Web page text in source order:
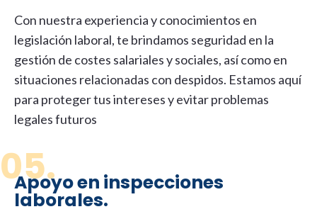
Con nuestra experiencia y conocimientos en
legislación laboral, te brindamos seguridad en la
gestión de costes salariales y sociales, así como en
situaciones relacionadas con despidos. Estamos aquí
para proteger tus intereses y evitar problemas
legales futuros
05.
Apoyo en inspecciones
laborales.